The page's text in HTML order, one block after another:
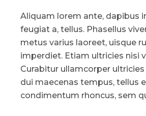
Aliquam lorem ante, dapibus
feugiat a, tellus. Phasellus
metus varius laoreet, uisque
imperdiet. Etiam ultricies nisi
Curabitur ullamcorper
dui maecenas tempus, tellus
condimentum rhoncus, sem